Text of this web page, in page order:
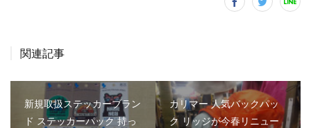
関連記事
新規取扱ステッカーブラン
ド ステッカーパック 持っ
カリマー 人気バックパッ
ク リッジが今春リニュー